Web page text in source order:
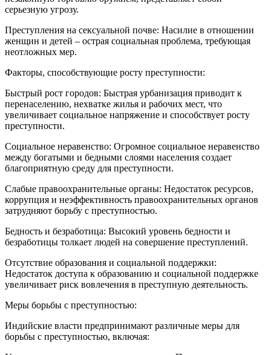
серьезную угрозу.
Преступления на сексуальной почве: Насилие в отношении
женщин и детей – острая социальная проблема, требующая
неотложных мер.
Факторы, способствующие росту преступности:
Быстрый рост городов: Быстрая урбанизация приводит к
перенаселению, нехватке жилья и рабочих мест, что
увеличивает социальное напряжение и способствует росту
преступности.
Социальное неравенство: Огромное социальное неравенство
между богатыми и бедными слоями населения создает
благоприятную среду для преступности.
Слабые правоохранительные органы: Недостаток ресурсов,
коррупция и неэффективность правоохранительных органов
затрудняют борьбу с преступностью.
Бедность и безработица: Высокий уровень бедности и
безработицы толкает людей на совершение преступлений.
Отсутствие образования и социальной поддержки:
Недостаток доступа к образованию и социальной поддержке
увеличивает риск вовлечения в преступную деятельность.
Меры борьбы с преступностью:
Индийские власти предпринимают различные меры для
борьбы с преступностью, включая: